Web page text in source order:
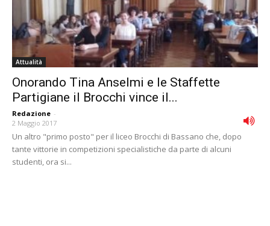
Attualità
Onorando Tina Anselmi e le Staffette
Partigiane il Brocchi vince il...
Redazione -
2 Maggio 2017
Un altro "primo posto" per il liceo Brocchi di Bassano che, dopo
tante vittorie in competizioni specialistiche da parte di alcuni
studenti, ora si...